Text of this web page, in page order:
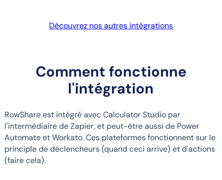
Découvrez nos autres intégrations
Comment fonctionne
l'intégration
RowShare est intégré avec Calculator Studio par
l'intermédiaire de Zapier, et peut-être aussi de Power
Automate et Workato. Ces plateformes fonctionnent sur le
principle de déclencheurs (quand ceci arrive) et d'actions
(faire cela).